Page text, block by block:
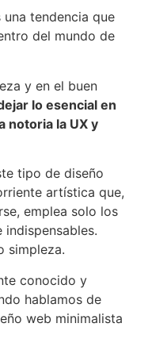
una tendencia que
del mundo de
y en el buen
lo esencial en
notoria la UX y
tipo de diseño
artística que,
emplea solo los
indispensables.
simpleza.
conocido y
hablamos de
web minimalista